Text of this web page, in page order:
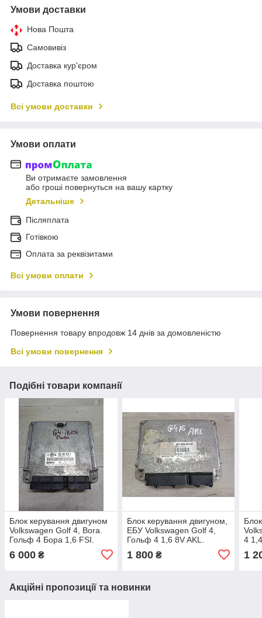
Умови доставки
Нова Пошта
Самовивіз
Доставка кур'єром
Доставка поштою
Всі умови доставки
Умови оплати
Ви отримаєте замовлення
або гроші повернуться на вашу картку
Детальніше
Післяплата
Готівкою
Оплата за реквізитами
Всі умови оплати
Умови повернення
Повернення товару впродовж 14 днів за домовленістю
Всі умови повернення
Подібні товари компанії
Блок керування двигуном
Volkswagen Golf 4, Bora.
Гольф 4 Бора 1,6 FSI.
6 000 ₴
Блок керування двигуном,
ЕБУ Volkswagen Golf 4,
Гольф 4 1,6 8V AKL.
1 800₴
4
1
Акційні пропозиції та новинки